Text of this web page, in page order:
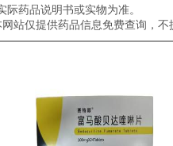
药品说明书或实物为准。
站仅提供药品信息免费查询，不